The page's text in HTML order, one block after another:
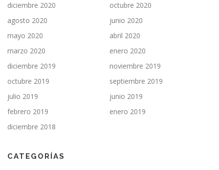
diciembre 2020
octubre 2020
agosto 2020
junio 2020
mayo 2020
abril 2020
marzo 2020
enero 2020
diciembre 2019
noviembre 2019
octubre 2019
septiembre 2019
julio 2019
junio 2019
febrero 2019
enero 2019
diciembre 2018
CATEGORÍAS